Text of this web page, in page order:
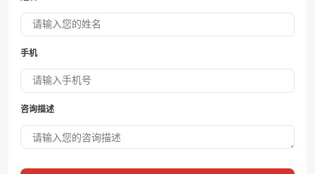
手机
咨询描述